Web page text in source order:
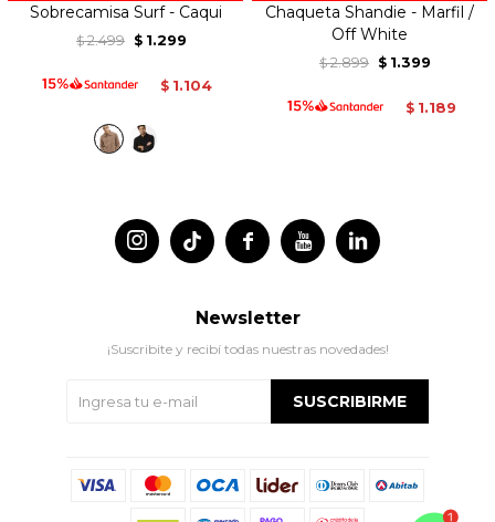
Sobrecamisa Surf - Caqui
$ 2.499 $ 1.299
$ 1.104
Chaqueta Shandie - Marfil /
Off White
$ 2.899 $ 1.399
$ 1.189
 
 
Newsletter
¡Suscribite y recibí todas nuestras novedades!
SUSCRIBIRME